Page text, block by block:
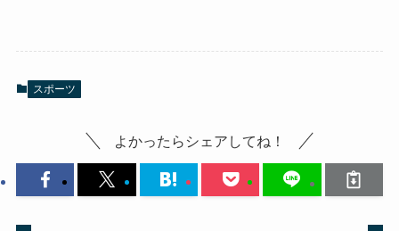
スポーツ
よかったらシェアしてね！